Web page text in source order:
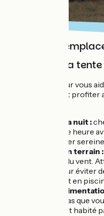
Choisir son
Où planter sa
Nos conseils pour vous
bivouac parfait et profiter
Anticiper la nuit :
environ une heure
vous installer
Choisir son terrain :
mais aussi du vent.
cuvette pour éviter
campement en
Gardez
N'oubliez pas que
ce milieu est habité